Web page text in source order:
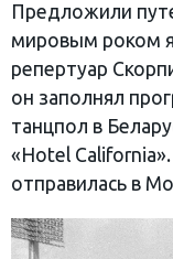
Предложили
мировым роком
репертуар
он заполнял
танцпол в
«Hotel
отправилась в